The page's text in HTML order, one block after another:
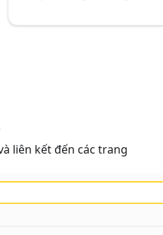
liên kết đến các trang